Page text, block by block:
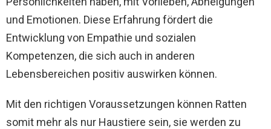
und Emotionen. Diese Erfahrung fördert die
Entwicklung von Empathie und sozialen
Kompetenzen, die sich auch in anderen
Lebensbereichen positiv auswirken können.
Mit den richtigen Voraussetzungen können Ratten
somit mehr als nur Haustiere sein, sie werden zu